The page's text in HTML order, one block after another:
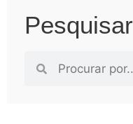
Pesquisar